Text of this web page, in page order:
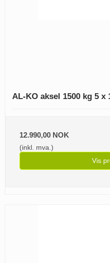
AL-KO aksel 1500 kg 5 x
12.990,00 NOK
(inkl. mva.)
Vis